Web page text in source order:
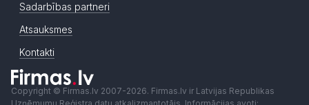
Sadarbības partneri
Atsauksmes
Kontakti
Copyright © Firmas.lv 2007-2026. Firmas.lv ir Latvijas Republikas